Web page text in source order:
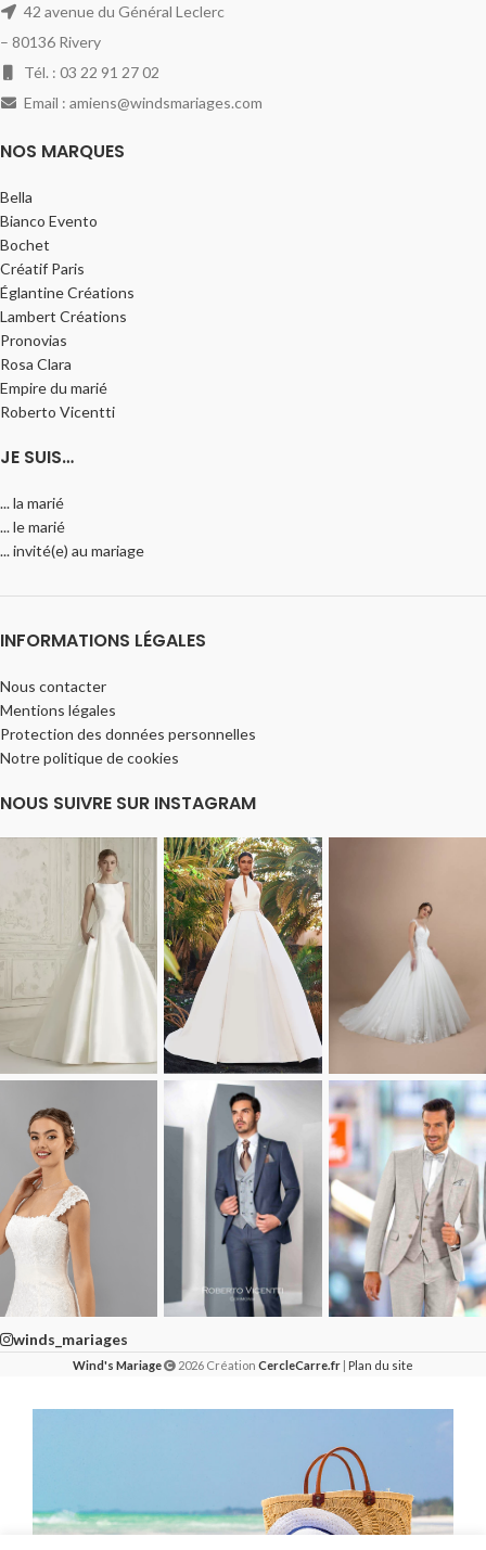
42 avenue du Général Leclerc
– 80136 Rivery
Tél. : 03 22 91 27 02
Email : amiens@windsmariages.com
NOS MARQUES
Bella
Bianco Evento
Bochet
Créatif Paris
Églantine Créations
Lambert Créations
Pronovias
Rosa Clara
Empire du marié
Roberto Vicentti
JE SUIS…
... la marié
... le marié
... invité(e) au mariage
INFORMATIONS LÉGALES
Nous contacter
Mentions légales
Protection des données personnelles
Notre politique de cookies
NOUS SUIVRE SUR INSTAGRAM
winds_mariages
Wind's Mariage 2026 Création CercleCarre.fr | Plan du site